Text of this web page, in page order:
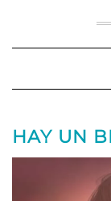
HAY UN